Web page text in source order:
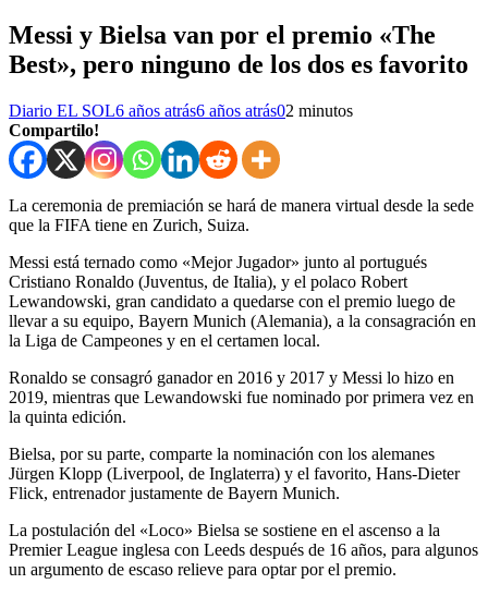
Messi y Bielsa van por el premio «The
Best», pero ninguno de los dos es favorito
Diario EL SOL6 años atrás6 años atrás02 minutos
Compartilo!
La ceremonia de premiación se hará de manera virtual desde la sede
que la FIFA tiene en Zurich, Suiza.
Messi está ternado como «Mejor Jugador» junto al portugués
Cristiano Ronaldo (Juventus, de Italia), y el polaco Robert
Lewandowski, gran candidato a quedarse con el premio luego de
llevar a su equipo, Bayern Munich (Alemania), a la consagración en
la Liga de Campeones y en el certamen local.
Ronaldo se consagró ganador en 2016 y 2017 y Messi lo hizo en
2019, mientras que Lewandowski fue nominado por primera vez en
la quinta edición.
Bielsa, por su parte, comparte la nominación con los alemanes
Jürgen Klopp (Liverpool, de Inglaterra) y el favorito, Hans-Dieter
Flick, entrenador justamente de Bayern Munich.
La postulación del «Loco» Bielsa se sostiene en el ascenso a la
Premier League inglesa con Leeds después de 16 años, para algunos
un argumento de escaso relieve para optar por el premio.